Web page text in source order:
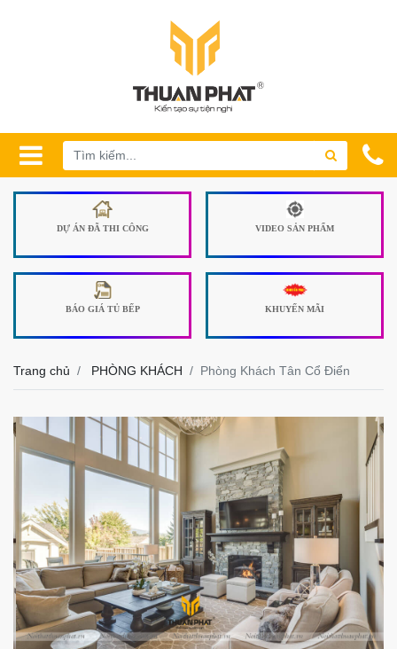
DỰ ÁN ĐÃ THI CÔNG VIDEO SẢN PHẨM
BÁO GIÁ TỦ BẾP KHUYẾN MÃI
Trang chủ PHÒNG KHÁCH Phòng Khách Tân Cổ Điển